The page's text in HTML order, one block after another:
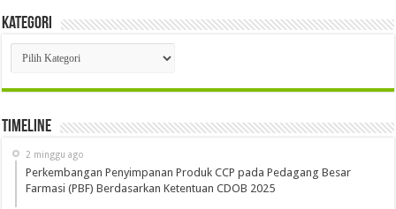
Kategori
Kategori
Timeline
2 minggu ago
Perkembangan Penyimpanan Produk CCP pada Pedagang Besar
Farmasi (PBF) Berdasarkan Ketentuan CDOB 2025